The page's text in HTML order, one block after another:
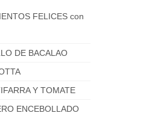
FELICES con
DE BACALAO
Y TOMATE
ENCEBOLLADO